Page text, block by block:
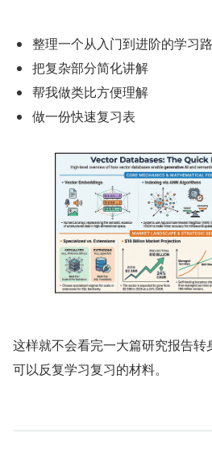
整理一个从入门到进阶的学习
把复杂部分简化讲解
帮我做类比方便理解
做一份快速复习表
这样就不会看完一大篇研究报告
可以反复学习复习的材料。